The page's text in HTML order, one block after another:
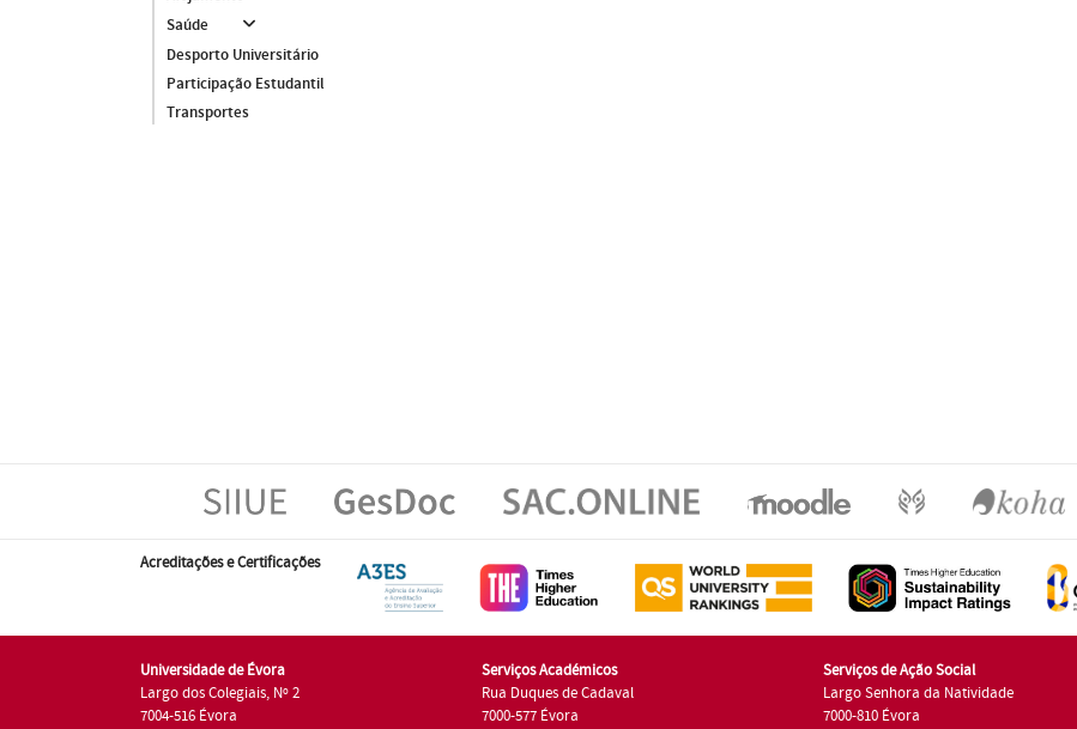
Saúde
Desporto Universitário
Participação Estudantil
Transportes
Acreditações e Certificações
Universidade de Évora
Largo dos Colegiais, Nº 2
7004-516 Évora
Serviços Académicos
Rua Duques de Cadaval
7000-577 Évora
Serviços de Ação Social
Largo Senhora da Natividade
7000-810 Évora